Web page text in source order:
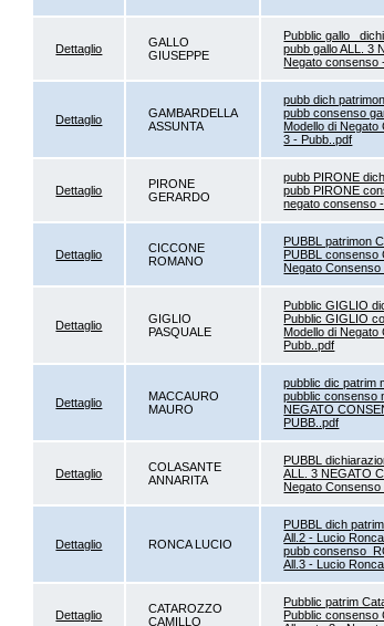
Dettaglio
GALLO
GIUSEPPE
Pubblic gallo_
pubb gallo ALL. 3
Negato consenso
Dettaglio
GAMBARDELLA
ASSUNTA
pubb dich
pubb consenso
Modello di Negato
3 - Pubb..pdf
Dettaglio
PIRONE
GERARDO
pubb PIRONE
pubb PIRONE
negato consenso
Dettaglio
CICCONE
ROMANO
PUBBL patrimon
PUBBL consenso
Negato
Dettaglio
GIGLIO
PASQUALE
Pubblic GIGLIO
Pubblic GIGLIO
Modello di
Pubb..pdf
Dettaglio
MACCAURO
MAURO
pubblic dic patrim
pubblic consenso
NEGATO
PUBB..pdf
Dettaglio
COLASANTE
ANNARITA
PUBBL
ALL. 3 NEGATO
Negato Consenso
Dettaglio RONCA LUCIO
PUBBL dich
All.2 - Lucio
pubb
All.3 - Lucio
Dettaglio
CATAROZZO
CAMILLO
Pubblic patrim
Pubblic consenso